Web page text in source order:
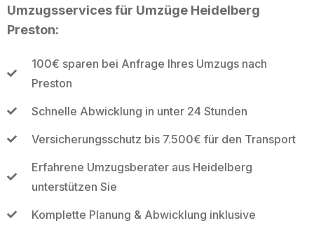
Umzugsservices für Umzüge Heidelberg
Preston:
100€ sparen bei Anfrage Ihres Umzugs nach
Preston
Schnelle Abwicklung in unter 24 Stunden
Versicherungsschutz bis 7.500€ für den Transport
Erfahrene Umzugsberater aus Heidelberg
unterstützen Sie
Komplette Planung & Abwicklung inklusive